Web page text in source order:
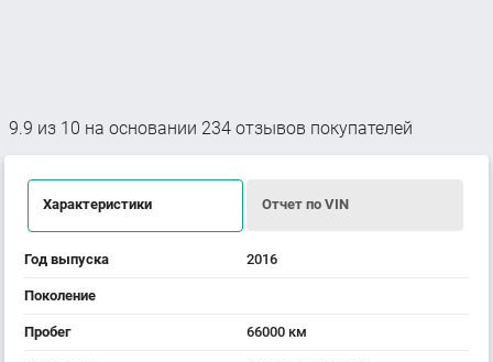
9.9 из 10 на основании 234 отзывов покупателей
Характеристики Отчет по VIN
Год выпуска 2016
Поколение
Пробег 66000 км